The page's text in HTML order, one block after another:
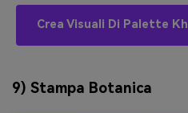
Crea Visuali Di Palette
9) Stampa Botanica